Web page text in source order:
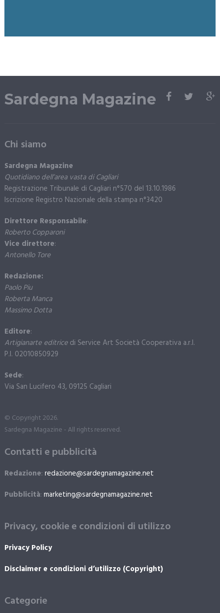
Sardegna Magazine
Chi siamo
Sardegna Magazine
Quotidiano dell’area vasta di Cagliari
Registrazione Tribunale di Cagliari n°570 del 13.10.1986
Iscrizione Registro Nazionale della stampa n°3420
Direttore Responsabile:
Roberto Copparoni
Vice direttore:
Antonello Tore
Redazione:
Paolo Piu
Roberta Manca
Massimo Dotta
Editore:
Artigianarte editricedi Service Art Società Cooperativa a.r.l.
P.I. 02010850929
Sede:
Via San Lucifero 43, 09125 Cagliari
© Copyright 2026.
Sardegna Magazine - All rights reserved.
Contatti e pubblicità
Redazione: redazione@sardegnamagazine.net
Pubblicità: marketing@sardegnamagazine.net
Privacy, cookie e condizioni di utilizzo
Privacy Policy
Disclaimer e condizioni d’utilizzo (Copyright)
Categorie